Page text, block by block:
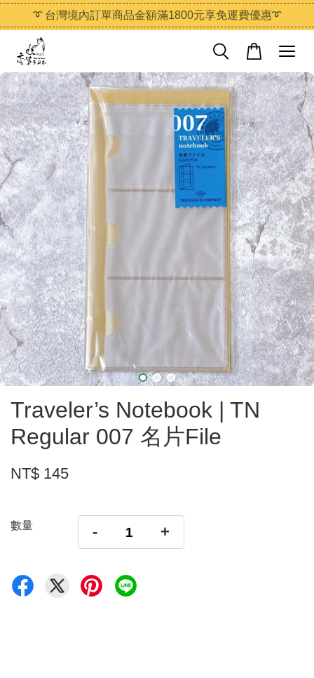
➰ 台灣境內訂單商品金額滿1800元享免運費優惠➰
Traveler’s Notebook | TN
Regular 007 名片File
NT$ 145
數量 - +